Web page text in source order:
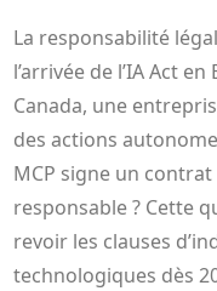
La responsabilité
l’arrivée de l’IA Act
Canada, une
des actions
MCP signe un
responsable ? Cette
revoir les clauses
technologiques dès